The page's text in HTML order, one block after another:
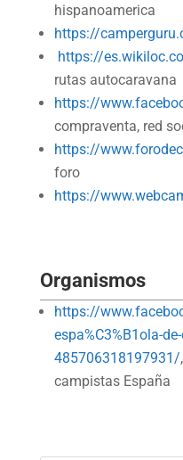
hispanoamerica
https://
https://
rutas autocaravana
https://
compraventa, red
https://
foro
https://
Organismos
https://
espa%C3%B1ola-
485706318197931/
campistas España